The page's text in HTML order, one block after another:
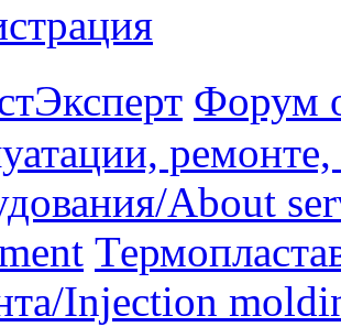
Форум
About
Injection